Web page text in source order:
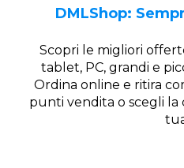
DMLShop:
Scopri le migliori
tablet, PC, grandi e
Ordina online e ritira
punti vendita o scegli la